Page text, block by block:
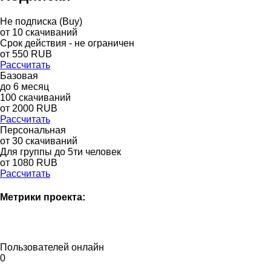
Не подписка (Buy)
от 10 скачиваний
Срок действия - не ограничен
от 550 RUB
Рассчитать
Базовая
до 6 месяц
100 скачиваний
от 2000 RUB
Рассчитать
Персональная
от 30 скачиваний
Для группы до 5ти человек
от 1080 RUB
Рассчитать
Метрики проекта:
Пользователей онлайн
0